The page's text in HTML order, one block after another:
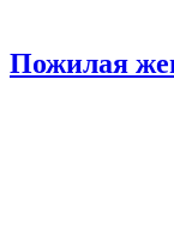
Пожилая